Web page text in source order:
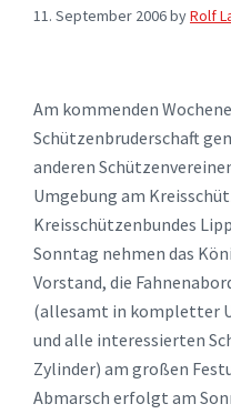
11. September 2006byRolf
Am kommenden
Schützenbruderschaft
anderen
Umgebung am
Kreisschützenbundes
Sonntag nehmen das
Vorstand, die
(allesamt in kompletter
und alle interessierten
Zylinder) am großen
Abmarsch erfolgt am